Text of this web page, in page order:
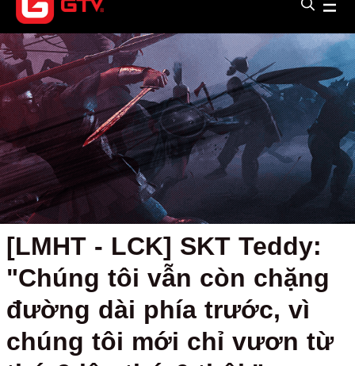
[LMHT - LCK] SKT Teddy:
"Chúng tôi vẫn còn chặng
đường dài phía trước, vì
chúng tôi mới chỉ vươn từ